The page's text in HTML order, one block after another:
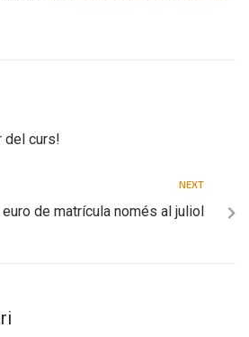
del curs!
NEXT
de matrícula només al juliol